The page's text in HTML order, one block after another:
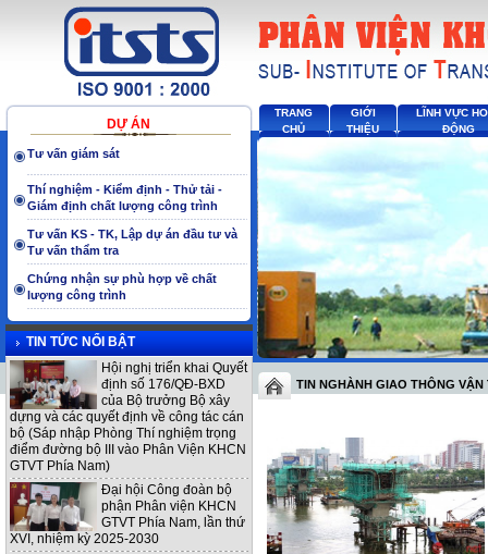
DỰ ÁN
Tư vấn giám sát
Thí nghiệm - Kiểm định - Thử tải -
Giám định chất lượng công trình
Tư vấn KS - TK, Lập dự án đầu tư và
Tư vấn thẩm tra
Chứng nhận sự phù hợp về chất
lượng công trình
TIN TỨC NỔI BẬT
Hội nghị triển khai Quyết
định số 176/QĐ-BXD
của Bộ trưởng Bộ xây
dựng và các quyết định về công tác cán
bộ (Sáp nhập Phòng Thí nghiệm trọng
điểm đường bộ III vào Phân Viện KHCN
GTVT Phía Nam)
Đại hội Công đoàn bộ
phận Phân viện KHCN
GTVT Phía Nam, lần thứ
XVI, nhiệm kỳ 2025-2030
TRANG
CHỦ
GIỚI
THIỆU
LĨNH VỰC
ĐỘNG
TIN NGHÀNH GIAO THÔNG VẬN